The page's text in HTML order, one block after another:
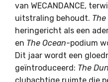
van WECANDANCE,
uitstraling behoudt.
heringericht als een
en The Ocean-podium
Dit jaar wordt een
geïntroduceerd: The
clubachtige ruimte die